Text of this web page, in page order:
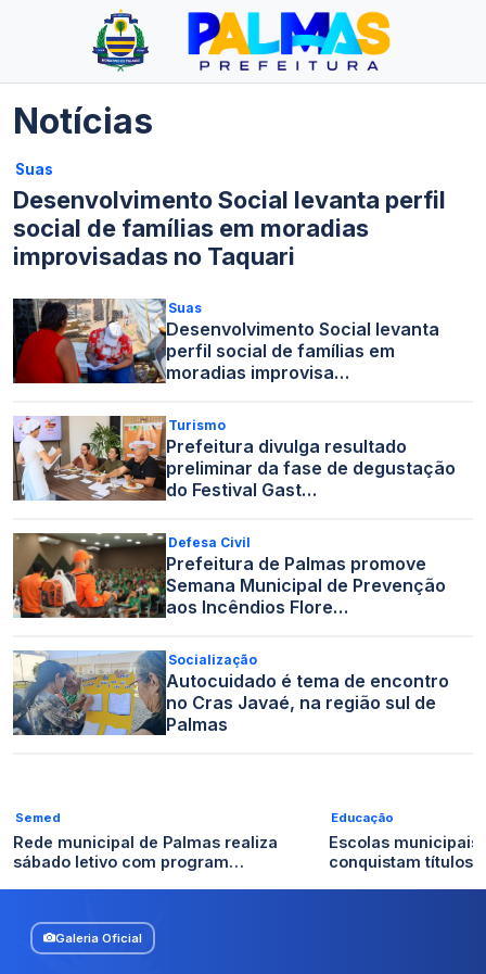
Notícias
Suas
Desenvolvimento Social levanta perfil
social de famílias em moradias
improvisadas no Taquari
Suas
Desenvolvimento Social levanta
perfil social de famílias em
moradias improvisa…
Turismo
Prefeitura divulga resultado
preliminar da fase de degustação
do Festival Gast…
Defesa Civil
Prefeitura de Palmas promove
Semana Municipal de Prevenção
aos Incêndios Flore…
Socialização
Autocuidado é tema de encontro
no Cras Javaé, na região sul de
Palmas
Semed
Rede municipal de Palmas realiza
sábado letivo com program…
Educação
Escolas municipais
conquistam títulos
Galeria Oficial